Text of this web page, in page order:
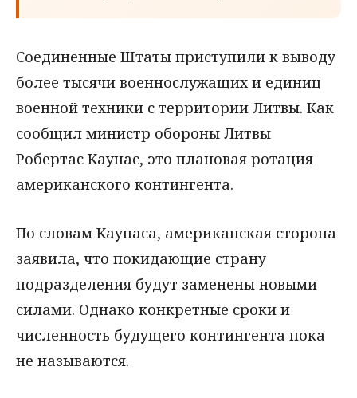
Соединенные Штаты приступили к выводу
более тысячи военнослужащих и единиц
военной техники с территории Литвы. Как
сообщил министр обороны Литвы
Робертас Каунас, это плановая ротация
американского контингента.
По словам Каунаса, американская сторона
заявила, что покидающие страну
подразделения будут заменены новыми
силами. Однако конкретные сроки и
численность будущего контингента пока
не называются.